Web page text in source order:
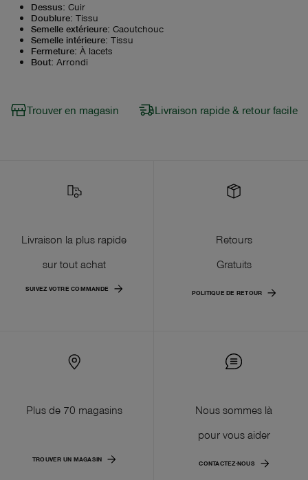
Dessus: Cuir
Doublure: Tissu
Semelle extérieure: Caoutchouc
Semelle intérieure: Tissu
Fermeture: À lacets
Bout: Arrondi
Trouver en magasin Livraison rapide & retour facile
Livraison la plus rapide
sur tout achat
SUIVEZ VOTRE COMMANDE
Retours
Gratuits
POLITIQUE DE RETOUR
Plus de 70 magasins
TROUVER UN MAGASIN
Nous sommes là
pour vous aider
CONTACTEZ-NOUS